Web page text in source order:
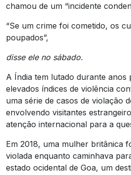
chamou de um “incidente
“Se um crime foi cometido, os
poupados”,
disse ele no sábado.
A Índia tem lutado durante anos
elevados índices de violência
uma série de casos de violação
envolvendo visitantes
atenção internacional para a
Em 2018, uma mulher britânica
violada enquanto caminhava
estado ocidental de Goa, um